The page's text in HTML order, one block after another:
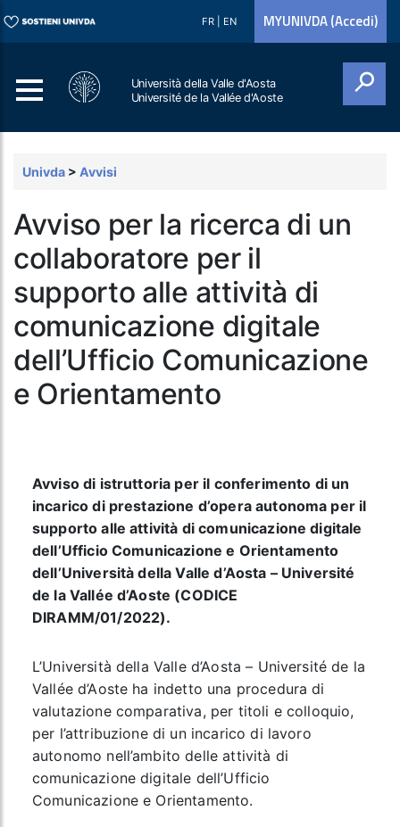
FR EN MYUNIVDA (Accedi)
Università della Valle d'Aosta
Université de la Vallée d'Aoste
Univda > Avvisi
Avviso per la ricerca di un
collaboratore per il
supporto alle attività di
comunicazione digitale
dell’Ufficio Comunicazione
e Orientamento
Avviso di istruttoria per il conferimento di un
incarico di prestazione d’opera autonoma per il
supporto alle attività di comunicazione digitale
dell’Ufficio Comunicazione e Orientamento
dell’Università della Valle d’Aosta – Université
de la Vallée d’Aoste (CODICE
DIRAMM/01/2022).
L’Università della Valle d’Aosta – Université de la
Vallée d’Aoste ha indetto una procedura di
valutazione comparativa, per titoli e colloquio,
per l’attribuzione di un incarico di lavoro
autonomo nell’ambito delle attività di
comunicazione digitale dell’Ufficio
Comunicazione e Orientamento.